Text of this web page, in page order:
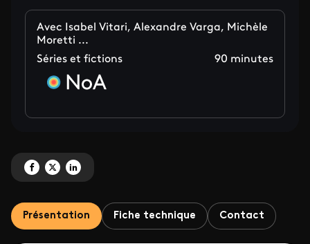
Avec Isabel Vitari, Alexandre Varga, Michèle
Moretti ...
Séries et fictions
90 minutes
Partagez 'Les mystères des majorettes ' sur Facebook
Partagez 'Les mystères des majorettes ' sur X
Partagez 'Les mystères des majorettes ' sur LinkedIn
Présentation Fiche technique Contact